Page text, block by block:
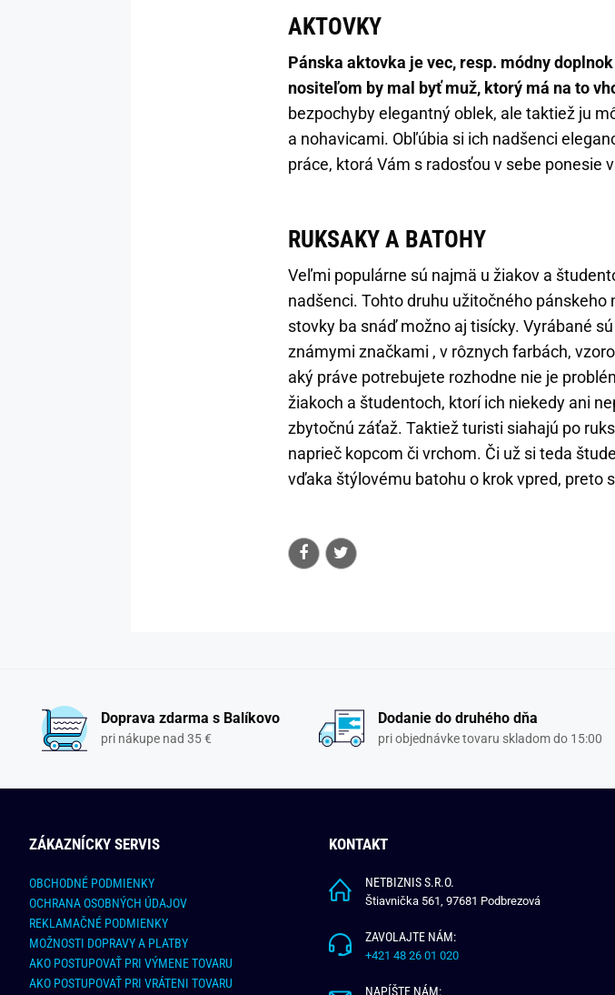
AKTOVKY
Pánska aktovka je vec, resp. módny
nositeľom by mal byť muž, ktorý má na to
bezpochyby elegantný oblek, ale taktiež ju
a nohavicami. Obľúbia si ich nadšenci
práce, ktorá Vám s radosťou v sebe ponesie
RUKSAKY A BATOHY
Veľmi populárne sú najmä u žiakov a
nadšenci. Tohto druhu užitočného
stovky ba snáď možno aj tisícky. Vyrábané
známymi značkami , v rôznych farbách,
aký práve potrebujete rozhodne nie je
žiakoch a študentoch, ktorí ich niekedy ani
zbytočnú záťaž. Taktiež turisti siahajú po
naprieč kopcom či vrchom. Či už si teda
vďaka štýlovému batohu o krok vpred, preto
Doprava zdarma s Balíkovo
pri nákupe nad 35 €
Dodanie do druhého dňa
pri objednávke tovaru skladom do 15:00
ZÁKAZNÍCKY SERVIS
OBCHODNÉ PODMIENKY
OCHRANA OSOBNÝCH ÚDAJOV
REKLAMAČNÉ PODMIENKY
MOŽNOSTI DOPRAVY A PLATBY
AKO POSTUPOVAŤ PRI VÝMENE TOVARU
AKO POSTUPOVAŤ PRI VRÁTENI TOVARU
KONTAKT
NETBIZNIS S.R.O.
Štiavnička 561, 97681 Podbrezová
ZAVOLAJTE NÁM:
+421 48 26 01 020
NAPÍŠTE NÁM: